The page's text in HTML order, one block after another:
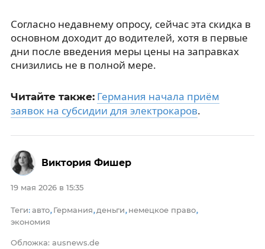
Согласно недавнему опросу, сейчас эта скидка в
основном доходит до водителей, хотя в первые
дни после введения меры цены на заправках
снизились не в полной мере.
Читайте также: Германия начала приём
заявок на субсидии для электрокаров.
19 мая 2026 в 15:35
Теги: авто, Германия, деньги, немецкое право,
экономия
Обложка: ausnews.de
Виктория Фишер